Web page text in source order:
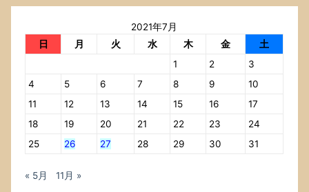
2021年7月
日
月 火 水 木 金
土
1
2
3
4
5 6 7 8 9
10
11
12 13 14 15 16
17
18
19 20 21 22 23
24
25
26 27 28 29 30 31
« 5月 11月 »